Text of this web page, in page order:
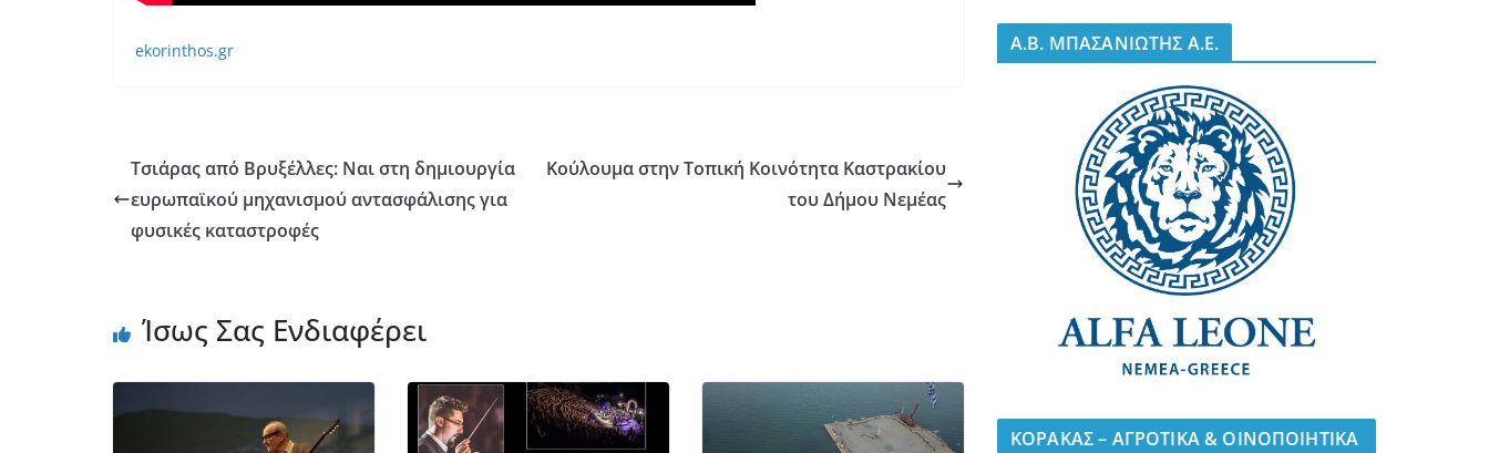
ekorinthos.gr
Τσιάρας από Βρυξέλλες: Ναι στη δημιουργία
ευρωπαϊκού μηχανισμού αντασφάλισης για
φυσικές καταστροφές
Κούλουμα στην Τοπική Κοινότητα Καστρακίου
του Δήμου Νεμέας
Ίσως Σας Ενδιαφέρει
A.B. ΜΠΑΣΑΝΙΩΤΗΣ Α.Ε.
ΚΟΡΑΚΑΣ – ΑΓΡΟΤΙΚΑ & ΟΙΝΟΠΟΙΗΤΙΚΑ